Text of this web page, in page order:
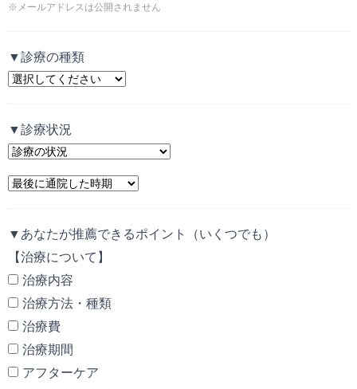
※メールアドレスは公開されません
▼診療の種類
▼診療状況
▼あなたが推薦できるポイント（いくつでも）
【治療について】
治療内容
治療方法・種類
治療費
治療期間
アフターケア